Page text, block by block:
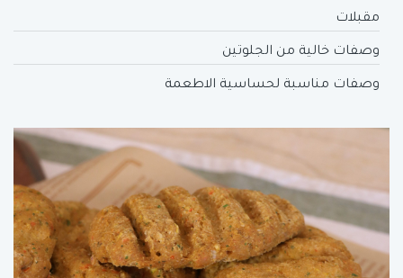
مقبلات
وصفات خالية من الجلوتين
وصفات مناسبة لحساسية الاطعمة